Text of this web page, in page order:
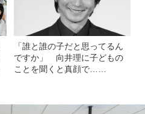
「誰と誰の子だと思ってるん
ですか」 向井理に子どもの
ことを聞くと真顔で……